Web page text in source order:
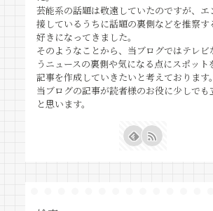
芸能系の話題は敬遠していたのですが、エ
接しているうちに話題の裏側などを推察す
好きになってきました。
そのようなことから、当ブログではテレビ
うニュースの裏側や気になる点にスポット
記事を作成していきたいと考えております。
当ブログの記事が読者様のお役に少しでも
と思います。